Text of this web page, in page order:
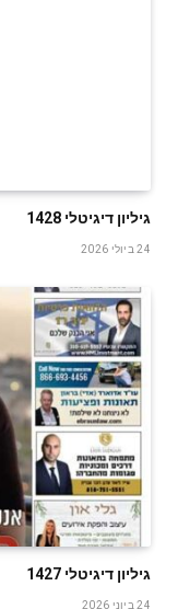
גיליון דיגיטלי 1428
24 ביולי 2026
גיליון דיגיטלי 1427
24 ביוני 2026